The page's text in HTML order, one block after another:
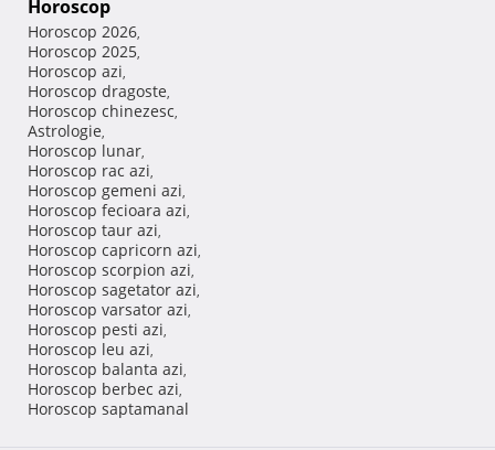
Horoscop
Horoscop 2026,
Horoscop 2025,
Horoscop azi,
Horoscop dragoste,
Horoscop chinezesc,
Astrologie,
Horoscop lunar,
Horoscop rac azi,
Horoscop gemeni azi,
Horoscop fecioara azi,
Horoscop taur azi,
Horoscop capricorn azi,
Horoscop scorpion azi,
Horoscop sagetator azi,
Horoscop varsator azi,
Horoscop pesti azi,
Horoscop leu azi,
Horoscop balanta azi,
Horoscop berbec azi,
Horoscop saptamanal